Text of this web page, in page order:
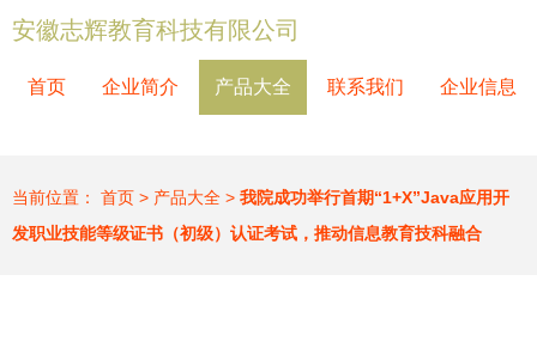
安徽志辉教育科技有限公司
首页 企业简介 产品大全 联系我们 企业信息
当前位置： 首页 > 产品大全 > 我院成功举行首期“1+X”Java应用开
发职业技能等级证书（初级）认证考试，推动信息教育技科融合